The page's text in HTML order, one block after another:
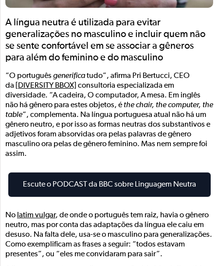
A língua neutra é utilizada para evitar
generalizações no masculino e incluir quem não
se sente confortável em se associar a gêneros
para além do feminino e do masculino
“O portuguêsgenerificatudo”, afirma Pri Bertucci, CEO
da
[DIVERSITY BBOX] consultoria especializada em
diversidade. “A cadeira, O computador, A mesa. Em inglês
não há gênero para estes objetos, é the chair, the computer, the
table“, complementa. Na língua portuguesa atual não há um
gênero neutro, e por isso as formas neutras dos substantivos e
adjetivos foram absorvidas ora pelas palavras de gênero
masculino ora pelas de gênero feminino. Mas nem sempre foi
assim.
Escute o PODCAST da BBC sobre Linguagem Neutra
No latim vulgar, de onde o português tem raiz, havia o gênero
neutro, mas por conta das adaptações da língua ele caiu em
desuso. Na falta dele, usa-se o masculino para generalizações.
Como exemplificam as frases a seguir: “todos estavam
presentes”, ou “eles me convidaram para sair”.